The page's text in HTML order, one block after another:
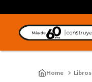
Libros